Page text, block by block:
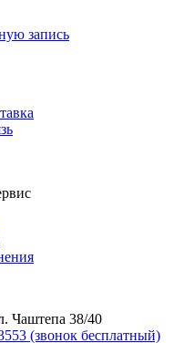
запись
Чаштепа 38/40
(звонок бесплатный)